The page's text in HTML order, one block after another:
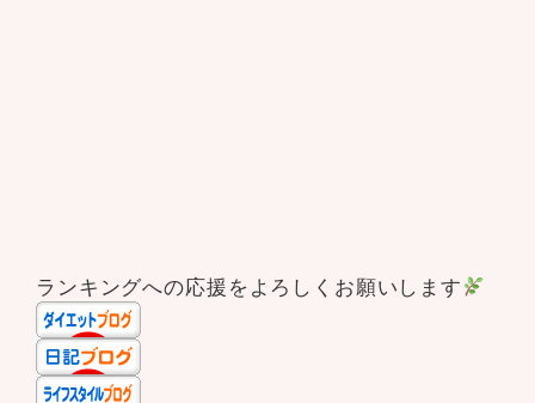
ランキングへの応援をよろしくお願いします